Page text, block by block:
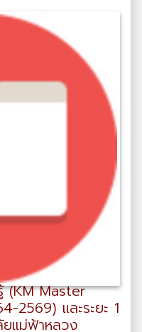
(KM Master
2569) และระยะ 1
แม่ฟ้าหลวง